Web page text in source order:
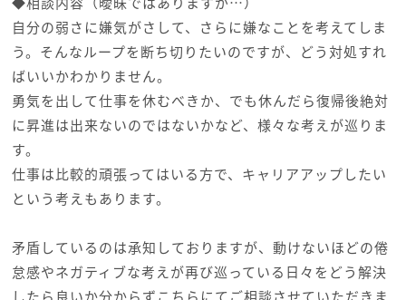
自分の弱さに嫌気がさして、さらに嫌なことを考えてしま
う。そんなループを断ち切りたいのですが、どう対処すれ
ばいいかわかりません。
勇気を出して仕事を休むべきか、でも休んだら復帰後絶対
に昇進は出来ないのではないかなど、様々な考えが巡りま
す。
仕事は比較的頑張ってはいる方で、キャリアアップしたい
という考えもあります。
矛盾しているのは承知しておりますが、動けないほどの倦
怠感やネガティブな考えが再び巡っている日々をどう解決